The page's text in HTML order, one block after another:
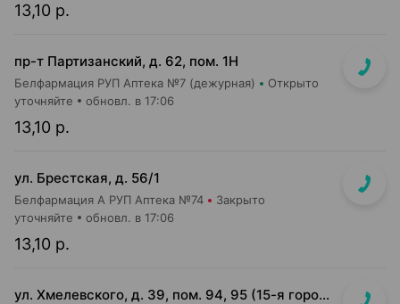
13,10 р.
пр-т Партизанский, д. 62, пом. 1Н
Белфармация РУП Аптека №7 (дежурная) Открыто
13,10 р.
уточняйте обновл. в 17:06
ул. Брестская, д. 56/1
Белфармация А РУП Аптека №74 Закрыто
13,10 р.
уточняйте обновл. в 17:06
ул. Хмелевского, д. 39, пом. 94, 95 (15-я городская п-ка)